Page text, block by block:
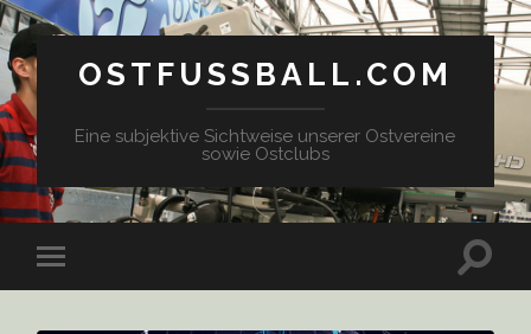
OSTFUSSBALL.COM
Eine subjektive Sichtweise unserer Ostvereine
sowie Ostclubs